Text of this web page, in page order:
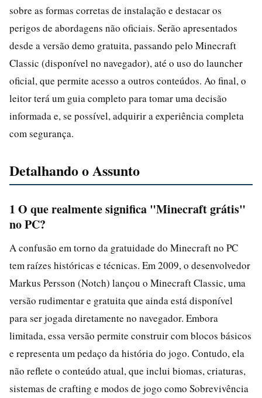
sobre as formas corretas de instalação e destacar os
perigos de abordagens não oficiais. Serão apresentados
desde a versão demo gratuita, passando pelo Minecraft
Classic (disponível no navegador), até o uso do launcher
oficial, que permite acesso a outros conteúdos. Ao final, o
leitor terá um guia completo para tomar uma decisão
informada e, se possível, adquirir a experiência completa
com segurança.
Detalhando o Assunto
1 O que realmente significa "Minecraft grátis"
no PC?
A confusão em torno da gratuidade do Minecraft no PC
tem raízes históricas e técnicas. Em 2009, o desenvolvedor
Markus Persson (Notch) lançou o Minecraft Classic, uma
versão rudimentar e gratuita que ainda está disponível
para ser jogada diretamente no navegador. Embora
limitada, essa versão permite construir com blocos básicos
e representa um pedaço da história do jogo. Contudo, ela
não reflete o conteúdo atual, que inclui biomas, criaturas,
sistemas de crafting e modos de jogo como Sobrevivência